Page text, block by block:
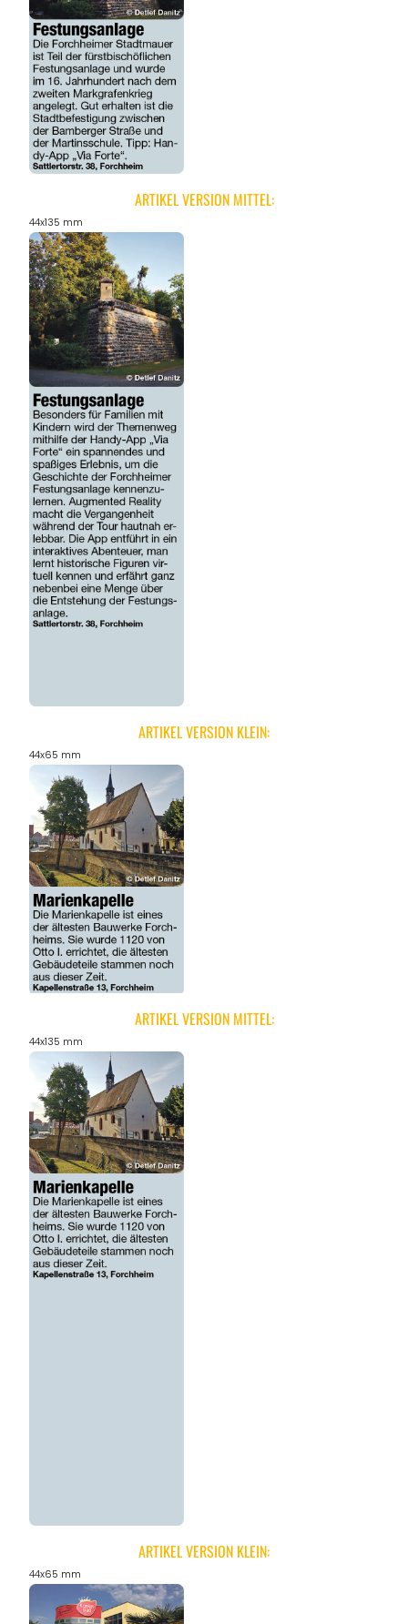
REISEFÜHRER
REISEMAGAZINE
ARTIKEL VERSION MITTEL:
44x135 mm
ARTIKEL VERSION KLEIN:
44x65 mm
ARTIKEL VERSION MITTEL:
44x135 mm
ARTIKEL VERSION KLEIN:
44x65 mm